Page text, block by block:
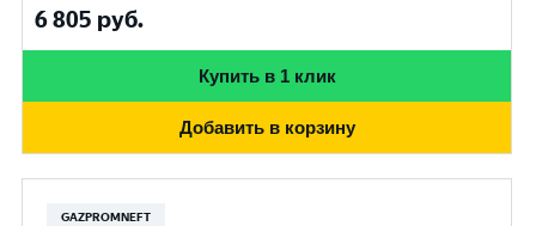
6 805 руб.
Купить в 1 клик
Добавить в корзину
GAZPROMNEFT